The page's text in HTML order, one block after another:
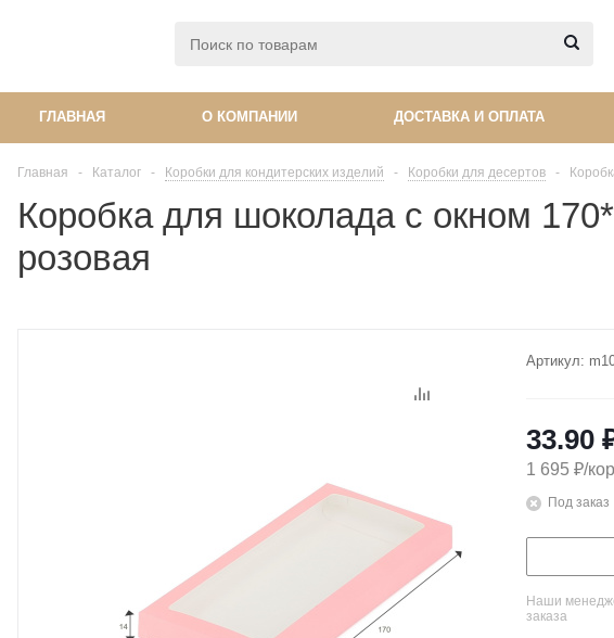
ГЛАВНАЯ О КОМПАНИИ ДОСТАВКА И ОПЛАТА
Главная - Каталог - Коробки для кондитерских изделий - Коробки для десертов -
Коробка для шоколада с окном
розовая
Артикул:
33.90
1 695 ₽/
Под заказ
Наши
заказа